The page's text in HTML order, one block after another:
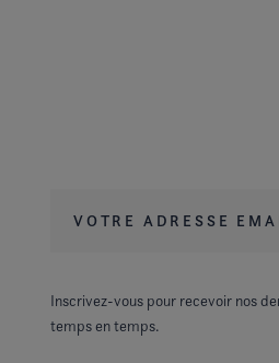
Inscrivez-vous pour recevoir nos
temps en temps.